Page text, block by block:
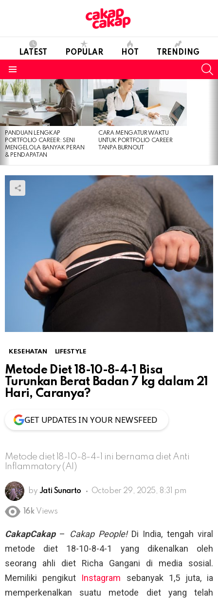
LATEST POPULAR HOT TRENDING
LATEST
STORIES
PANDUAN LENGKAP
PORTFOLIO CAREER: SENI
MENGELOLA BANYAK PERAN
& PENDAPATAN
CARA MENGATUR WAKTU
UNTUK PORTFOLIO CAREER
TANPA BURNOUT
KESEHATAN LIFESTYLE
Metode Diet 18-10-8-4-1 Bisa
Turunkan Berat Badan 7 kg dalam 21
Hari, Caranya?
GET UPDATES IN YOUR NEWSFEED
Metode diet 18-10-8-4-1 ini bernama diet Anti
Inflammatory (AI)
by Jati Sunarto October 29, 2025, 8:31 pm
16k Views
CakapCakap – Cakap People!Di India, tengah viral
metode diet 18-10-8-4-1 yang dikenalkan oleh
seorang ahli diet Richa Gangani di media sosial.
Memiliki pengikut Instagram sebanyak 1,5 juta, ia
memperkenalkan suatu metode diet yang telah